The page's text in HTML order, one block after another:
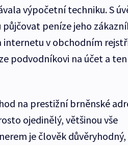
výpočetní techniku. S
peníze jeho
internetu v obchodním
podvodníkovi na účet a ten
na prestižní brněnské
ojedinělý, většinou vše
je člověk